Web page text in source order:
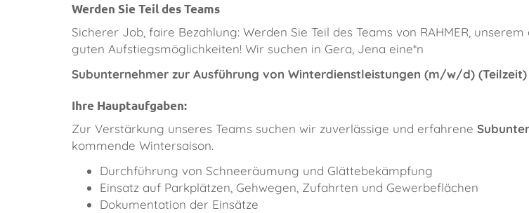
Werden Sie Teil des Teams
Sicherer Job, faire Bezahlung: Werden Sie Teil des Teams von RAHMER,
guten Aufstiegsmöglichkeiten! Wir suchen in Gera, Jena eine*n
Subunternehmer zur Ausführung von Winterdienstleistungen (m/w/d) (Teilzeit)
Ihre Hauptaufgaben:
Zur Verstärkung unseres Teams suchen wir zuverlässige und erfahrene
kommende Wintersaison.
Durchführung von Schneeräumung und Glättebekämpfung
Einsatz auf Parkplätzen, Gehwegen, Zufahrten und Gewerbeflächen
Dokumentation der Einsätze